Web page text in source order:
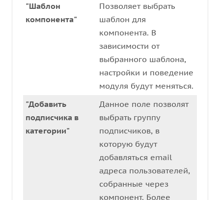
"Шаблон
компонента"
Позволяет выбрать
шаблон для
компонента. В
зависимости от
выбранного шаблона,
настройки и поведение
модуля будут меняться.
"Добавить
подписчика в
категории"
Данное поле позволят
выбрать группу
подписчиков, в
которую будут
добавляться email
адреса пользователей,
собранные через
компонент. Более